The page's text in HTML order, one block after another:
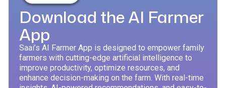
Ons databasis gebruik alle staatskoerante sedert
1998 en stel jou ook in staat om ‘n versoek aan die
grondeisekommissaris te rig om onpubliseerde eise
na te gaan. Bly ingelig en beskerm jou beleggings
teen onsekerheid!
Search for a Land Claim